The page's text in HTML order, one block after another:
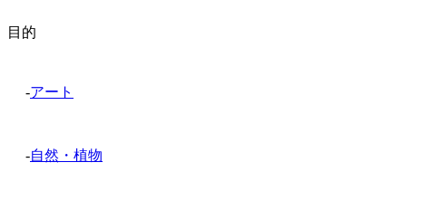
目的
-アート
-自然・植物